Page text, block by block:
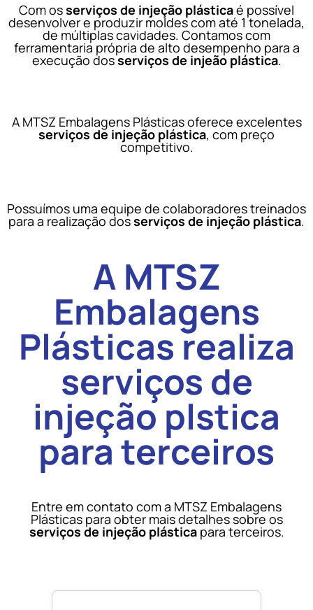
Com osserviços de injeção plásticaé possível
desenvolver e produzir moldes com até 1 tonelada,
de múltiplas cavidades. Contamos com
ferramentaria própria de alto desempenho para a
execução dosserviços de injeão plástica.
A MTSZ Embalagens Plásticas oferece excelentes
serviços de injeção plástica, com preço
competitivo.
Possuímos uma equipe de colaboradores treinados
para a realização dosserviços de injeção plástica.
A MTSZ
Embalagens
Plásticas realiza
serviços de
injeção plstica
para terceiros
Entre em contato com a MTSZ Embalagens
Plásticas para obter mais detalhes sobre os
serviços de injeção plásticapara terceiros.